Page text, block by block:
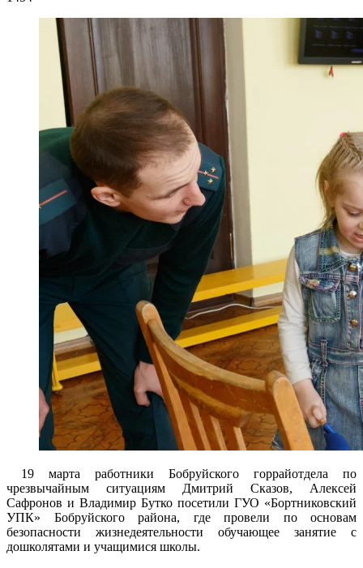
19 марта работники Бобруйского горрайотдела по
чрезвычайным ситуациям Дмитрий Сказов, Алексей
Сафронов и Владимир Бутко посетили ГУО «Бортниковский
УПК» Бобруйского района, где провели по основам
безопасности жизнедеятельности обучающее занятие с
дошколятами и учащимися школы.